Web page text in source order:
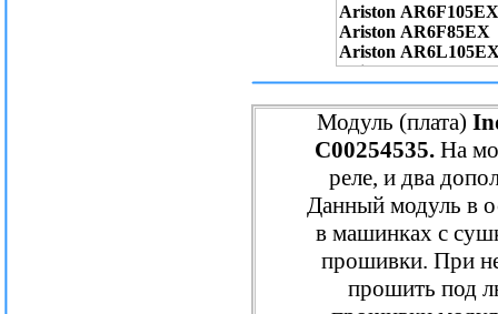
Модуль (плата)
С00254535.На
реле, и два
Данный модуль в
в машинках с
прошивки. При
прошить под